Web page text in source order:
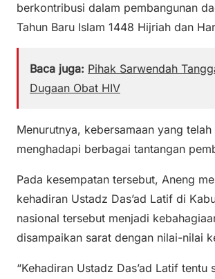
berkontribusi dalam pembangunan
Tahun Baru Islam 1448 Hijriah dan
Baca juga: Pihak Sarwendah
Dugaan Obat HIV
Menurutnya, kebersamaan yang
menghadapi berbagai tantangan
Pada kesempatan tersebut, Aneng
kehadiran Ustadz Das’ad Latif di
nasional tersebut menjadi
disampaikan sarat dengan nilai-nilai
“Kehadiran Ustadz Das’ad Latif